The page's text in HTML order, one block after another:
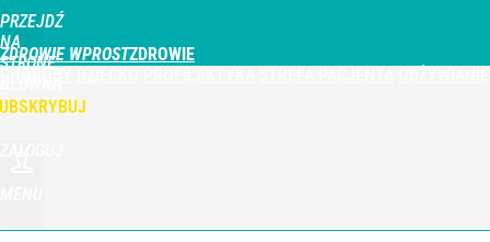
PRZEJDŹ
NA
STRONĘ
WPROST.PL
ZDROWIE WPROST